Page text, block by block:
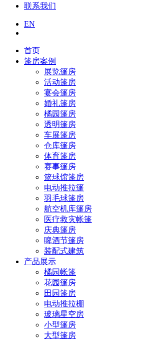
联系我们
EN
首页
篷房案例
展览篷房
活动篷房
宴会篷房
婚礼篷房
橘园篷房
透明篷房
车展篷房
仓库篷房
体育篷房
赛事篷房
篮球馆篷房
电动推拉篷
羽毛球篷房
航空机库篷房
医疗救灾帐篷
庆典篷房
啤酒节篷房
装配式建筑
产品展示
橘园帐篷
花园篷房
田园篷房
电动推拉棚
玻璃星空房
小型篷房
大型篷房